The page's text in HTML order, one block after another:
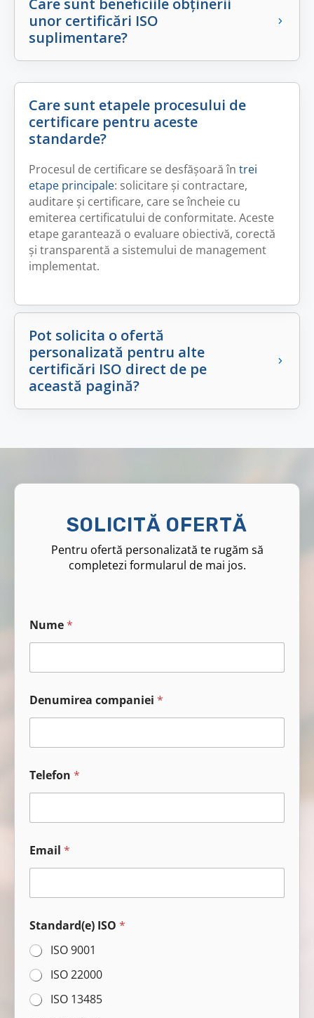
Care sunt beneficiile obținerii
unor certificări ISO
suplimentare?
Care sunt etapele procesului de
certificare pentru aceste
standarde?
Procesul de certificare se desfășoară în trei
etape principale: solicitare și contractare,
auditare și certificare, care se încheie cu
emiterea certificatului de conformitate. Aceste
etape garantează o evaluare obiectivă, corectă
și transparentă a sistemului de management
implementat.
Pot solicita o ofertă
personalizată pentru alte
certificări ISO direct de pe
această pagină?
SOLICITĂ OFERTĂ
Pentru ofertă personalizată te rugăm să
completezi formularul de mai jos.
Nume*
Denumirea companiei *
e
m
d
u
S
t
n
a
d
e
)
Telefon *
Email *
Standard(e) ISO *
ISO 9001
ISO 22000
ISO 13485